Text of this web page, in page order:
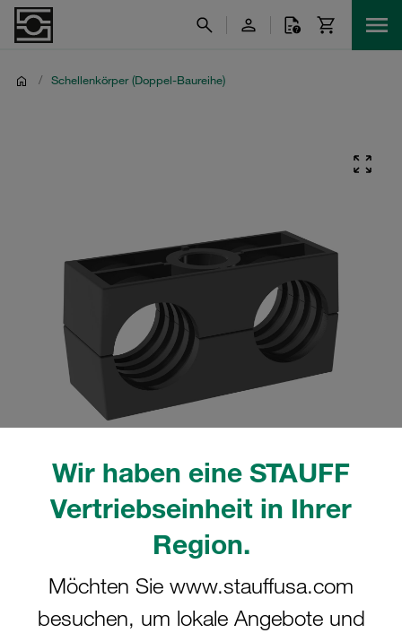
Wir haben eine STAUFF
Vertriebseinheit in Ihrer
Region.
Möchten Sie www.stauffusa.com
besuchen, um lokale Angebote und
/ Schellenkörper (Doppel-Baureihe)
Bitte beachten Sie: Das Bild dient nur zur Veranschaulichung und kann vom